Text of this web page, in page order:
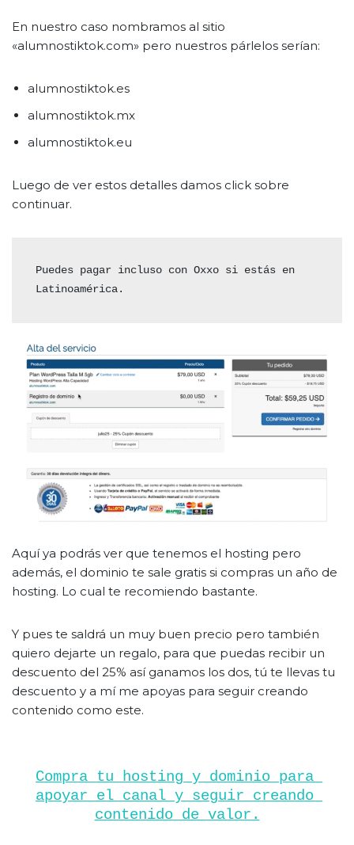
En nuestro caso nombramos al sitio
«alumnostiktok.com» pero nuestros párlelos serían:
alumnostiktok.es
alumnostiktok.mx
alumnostiktok.eu
Luego de ver estos detalles damos click sobre
continuar.
Puedes pagar incluso con Oxxo si estás en
Latinoamérica.
Aquí ya podrás ver que tenemos el hosting pero
además, el dominio te sale gratis si compras un año de
hosting. Lo cual te recomiendo bastante.
Y pues te saldrá un muy buen precio pero también
quiero dejarte un regalo, para que puedas recibir un
descuento del 25% así ganamos los dos, tú te llevas tu
descuento y a mí me apoyas para seguir creando
contenido como este.
Compra tu hosting y dominio para
apoyar el canal y seguir creando
contenido de valor.